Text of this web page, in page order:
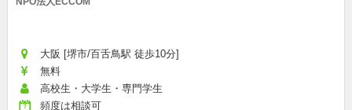
大阪 [堺市/百舌鳥駅 徒歩10分]
無料
高校生・大学生・専門学生
頻度は相談可